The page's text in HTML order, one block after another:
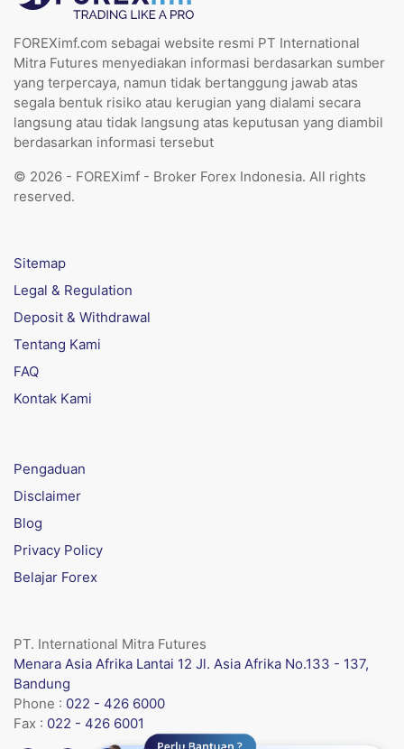
FOREXimf.com sebagai website resmi PT International
Mitra Futures menyediakan informasi berdasarkan sumber
yang terpercaya, namun tidak bertanggung jawab atas
segala bentuk risiko atau kerugian yang dialami secara
langsung atau tidak langsung atas keputusan yang diambil
berdasarkan informasi tersebut
© 2026 - FOREXimf - Broker Forex Indonesia. All rights
reserved.
Sitemap
Legal & Regulation
Deposit & Withdrawal
Tentang Kami
FAQ
Kontak Kami
Pengaduan
Disclaimer
Blog
Privacy Policy
Belajar Forex
PT. International Mitra Futures
Menara Asia Afrika Lantai 12 Jl. Asia Afrika No.133 - 137,
Bandung
Phone : 022 - 426 6000
Fax : 022 - 426 6001